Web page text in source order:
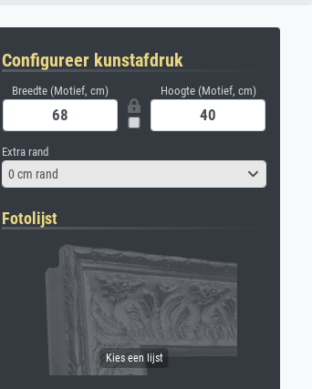
Configureer kunstafdruk
Breedte (Motief, cm) Hoogte (Motief, cm)
Extra rand
0 cm rand
Fotolijst